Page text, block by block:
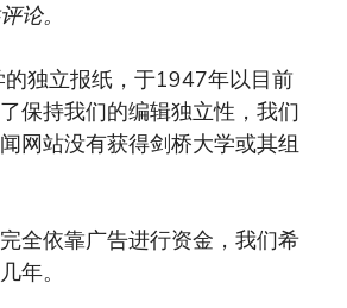
论。
独立报纸，于1947年以目前
保持我们的编辑独立性，我们
网站没有获得剑桥大学或其组
全依靠广告进行资金，我们希
年。